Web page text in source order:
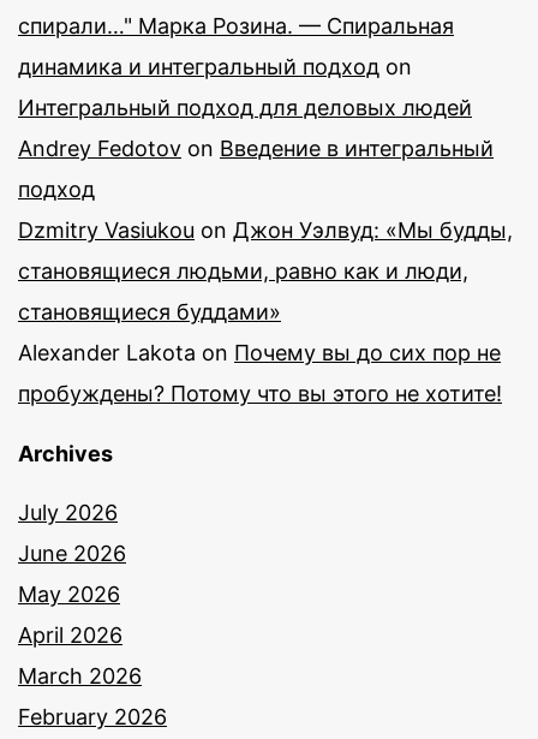
спирали…" Марка Розина. — Спиральная
динамика и интегральный подход on
Интегральный подход для деловых людей
Andrey Fedotov on Введение в интегральный
подход
Dzmitry Vasiukou on Джон Уэлвуд: «Мы будды,
становящиеся людьми, равно как и люди,
становящиеся буддами»
Alexander Lakota on Почему вы до сих пор не
пробуждены? Потому что вы этого не хотите!
Archives
July 2026
June 2026
May 2026
April 2026
March 2026
February 2026